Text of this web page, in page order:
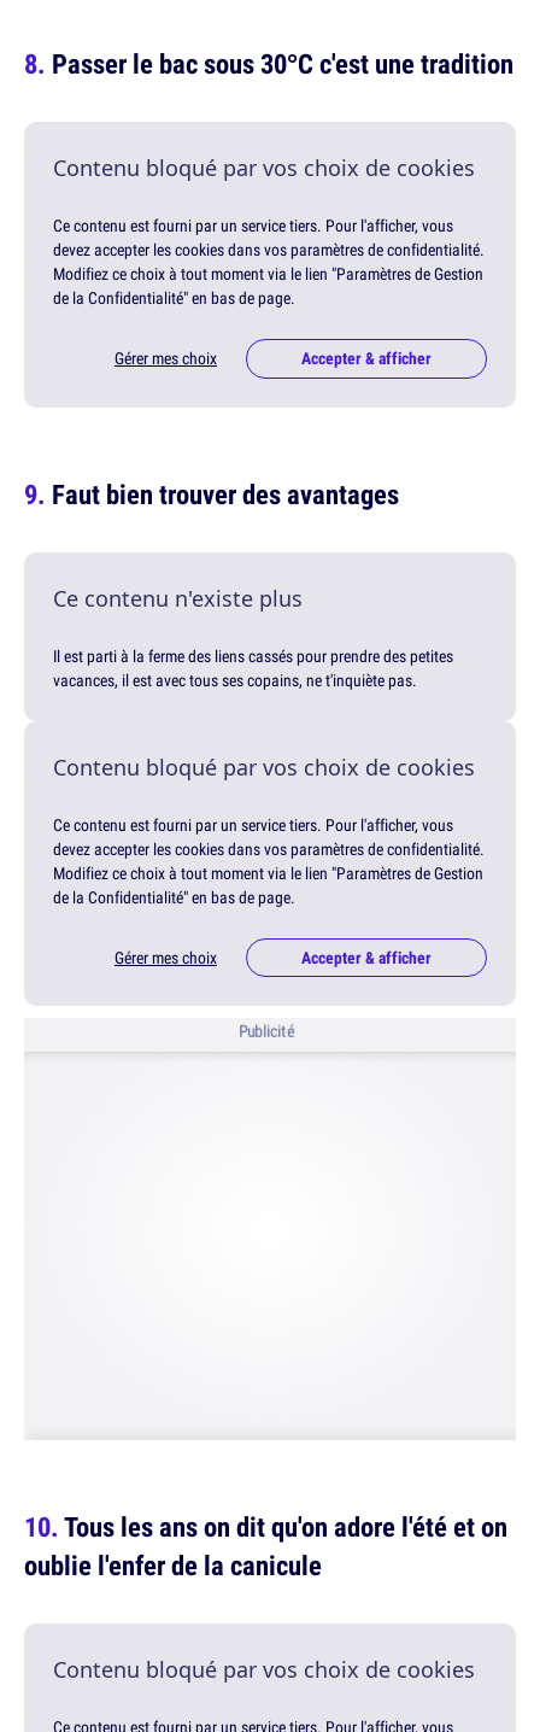
Passer le bac sous 30°C c'est une tradition
Contenu bloqué par vos choix de cookies
Ce contenu est fourni par un service tiers. Pour l'afficher, vous
devez accepter les cookies dans vos paramètres de confidentialité.
Modifiez ce choix à tout moment via le lien "Paramètres de Gestion
de la Confidentialité" en bas de page.
Gérer mes choix Accepter & afficher
Faut bien trouver des avantages
Ce contenu n'existe plus
Il est parti à la ferme des liens cassés pour prendre des petites
vacances, il est avec tous ses copains, ne t'inquiète pas.
Contenu bloqué par vos choix de cookies
Ce contenu est fourni par un service tiers. Pour l'afficher, vous
devez accepter les cookies dans vos paramètres de confidentialité.
Modifiez ce choix à tout moment via le lien "Paramètres de Gestion
de la Confidentialité" en bas de page.
Gérer mes choix Accepter & afficher
Publicité
Tous les ans on dit qu'on adore l'été et on
oublie l'enfer de la canicule
Contenu bloqué par vos choix de cookies
Ce contenu est fourni par un service tiers. Pour l'afficher, vous